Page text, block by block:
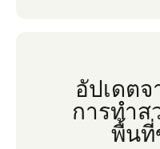
อัปเดตจา
การทําส
พื้นที่